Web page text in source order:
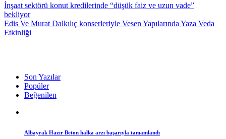
İnşaat sektörü konut kredilerinde “düşük faiz ve uzun vade”
bekliyor
Edis Ve Murat Dalkılıç konserleriyle Vesen Yapılarında Yaza Veda
Etkinliği
Son Yazılar
Popüler
Beğenilen
Albayrak Hazır Beton halka arzı başarıyla tamamlandı